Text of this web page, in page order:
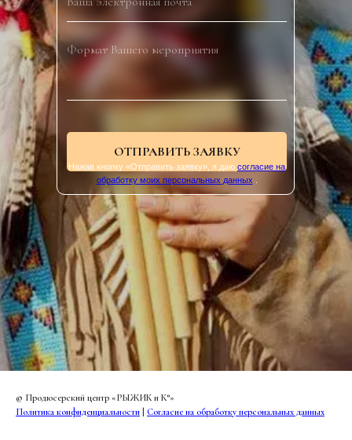
ОТПРАВИТЬ ЗАЯВКУ
Нажав кнопку «Отправить заявку», я даю согласие на
обработку моих персональных данных
© Продюсерский центр «РЫЖИК и К°»
Политика конфиденциальности | Согласие на обработку персональных данных